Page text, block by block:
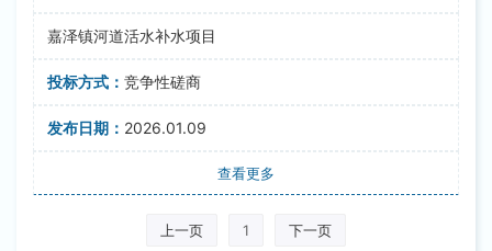
嘉泽镇河道活水补水项目
竞争性磋商
2026.01.09
查看更多
上一页 1 下一页